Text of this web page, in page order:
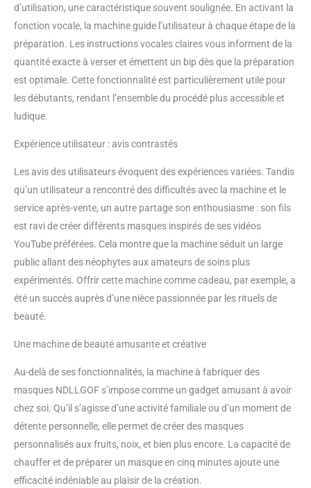
d’utilisation, une caractéristique souvent soulignée. En activant la
fonction vocale, la machine guide l’utilisateur à chaque étape de la
préparation. Les instructions vocales claires vous informent de la
quantité exacte à verser et émettent un bip dès que la préparation
est optimale. Cette fonctionnalité est particulièrement utile pour
les débutants, rendant l’ensemble du procédé plus accessible et
ludique.
Expérience utilisateur : avis contrastés
Les avis des utilisateurs évoquent des expériences variées. Tandis
qu’un utilisateur a rencontré des difficultés avec la machine et le
service après-vente, un autre partage son enthousiasme : son fils
est ravi de créer différents masques inspirés de ses vidéos
YouTube préférées. Cela montre que la machine séduit un large
public allant des néophytes aux amateurs de soins plus
expérimentés. Offrir cette machine comme cadeau, par exemple, a
été un succès auprès d’une nièce passionnée par les rituels de
beauté.
Une machine de beauté amusante et créative
Au-delà de ses fonctionnalités, la machine à fabriquer des
masques NDLLGOF s’impose comme un gadget amusant à avoir
chez soi. Qu’il s’agisse d’une activité familiale ou d’un moment de
détente personnelle, elle permet de créer des masques
personnalisés aux fruits, noix, et bien plus encore. La capacité de
chauffer et de préparer un masque en cinq minutes ajoute une
efficacité indéniable au plaisir de la création.